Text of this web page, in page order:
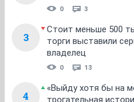
0 3
3
Стоит меньше 500
торги выставили
владелец
0 13
4
«Выйду хотя бы на
трогательная